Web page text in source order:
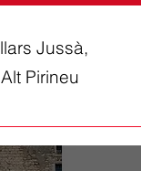
Jussà,
Pirineu